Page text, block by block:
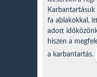
Karbantartásuk
fa ablakokkal,
adott
hiszen a
a karbantartás.